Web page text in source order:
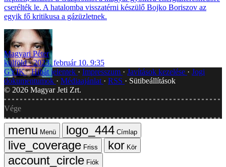
cserélték le. A hatalomba visszatérni készülő Bojko Boriszov az
egyik fő kritikusa a gázüzletnek.
Magyari Péter
külföld
2023. február 10. 9:35
GYIK Hibát jelentek Impresszum Javítások kezelése
Jogi
dokumentumok
Médiaajánlat RSS
Sütibeállítások
© 2026 Magyar Jeti Zrt.
Vége
Menü
Címlap
Friss
Kör
Fiók